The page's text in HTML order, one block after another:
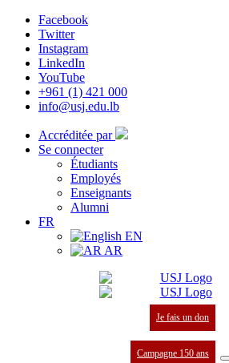
Facebook
Twitter
Instagram
LinkedIn
YouTube
+961 (1) 421 000
info@usj.edu.lb
Accréditée par
Se connecter
Étudiants
Employés
Enseignants
Alumni
FR
EN
AR
Je fais un don
Campagne 150 ans